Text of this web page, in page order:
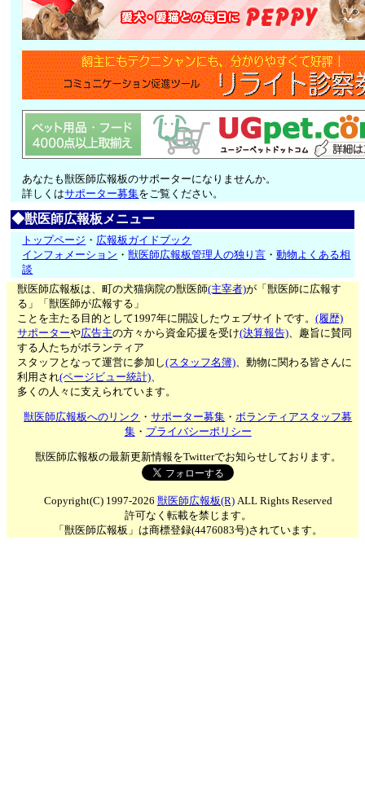
あなたも獣医師広報板のサポーターになりませんか。
詳しくはサポーター募集をご覧ください。
◆獣医師広報板メニュー
トップページ ・ 広報板ガイドブック
インフォメーション ・獣医師広報板管理人の独り言 ・動物よくある相
談
獣医師広報板は、町の犬猫病院の獣医師(主宰者)が「獣医師に広報す
る」「獣医師が広報する」
ことを主たる目的として1997年に開設したウェブサイトです。(履歴)
サポーターや広告主の方々から資金応援を受け(決算報告)、趣旨に賛同
する人たちがボランティア
スタッフとなって運営に参加し(スタッフ名簿)、動物に関わる皆さんに
利用され(ページビュー統計)、
多くの人々に支えられています。
獣医師広報板へのリンク ・サポーター募集 ・ボランティアスタッフ募
集・ プライバシーポリシー
獣医師広報板の最新更新情報をTwitterでお知らせしております。
Copyright(C) 1997-2026 獣医師広報板(R)ALL Rights Reserved
許可なく転載を禁じます。
「獣医師広報板」は商標登録(4476083号)されています。